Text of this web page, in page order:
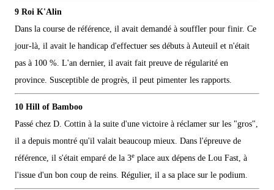
9 Roi K'Alin
Dans la course de référence, il avait demandé à souffler pour finir. Ce
jour-là, il avait le handicap d'effectuer ses débuts à Auteuil et n'était
pas à 100 %. L'an dernier, il avait fait preuve de régularité en
province. Susceptible de progrès, il peut pimenter les rapports.
10 Hill of Bamboo
Passé chez D. Cottin à la suite d'une victoire à réclamer sur les "gros",
il a depuis montré qu'il valait beaucoup mieux. Dans l'épreuve de
référence, il s'était emparé de la 3e place aux dépens de Lou Fast, à
l'issue d'un bon coup de reins. Régulier, il a sa place sur le podium.